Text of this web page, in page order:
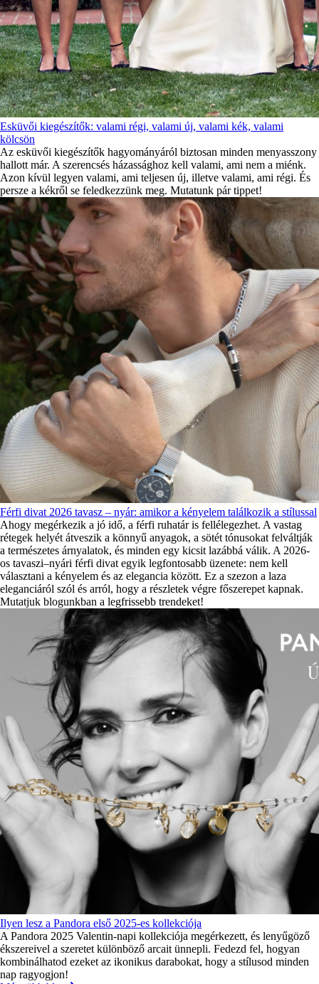
Esküvői kiegészítők: valami régi, valami új, valami kék, valami
kölcsön
Az esküvői kiegészítők hagyományáról biztosan minden menyasszony
hallott már. A szerencsés házassághoz kell valami, ami nem a miénk.
Azon kívül legyen valami, ami teljesen új, illetve valami, ami régi. És
persze a kékről se feledkezzünk meg. Mutatunk pár tippet!
Férfi divat 2026 tavasz – nyár: amikor a kényelem találkozik a stílussal
Ahogy megérkezik a jó idő, a férfi ruhatár is fellélegezhet. A vastag
rétegek helyét átveszik a könnyű anyagok, a sötét tónusokat felváltják
a természetes árnyalatok, és minden egy kicsit lazábbá válik. A 2026-
os tavaszi–nyári férfi divat egyik legfontosabb üzenete: nem kell
választani a kényelem és az elegancia között. Ez a szezon a laza
eleganciáról szól és arról, hogy a részletek végre főszerepet kapnak.
Mutatjuk blogunkban a legfrissebb trendeket!
Ilyen lesz a Pandora első 2025-es kollekciója
A Pandora 2025 Valentin-napi kollekciója megérkezett, és lenyűgöző
ékszereivel a szeretet különböző arcait ünnepli. Fedezd fel, hogyan
kombinálhatod ezeket az ikonikus darabokat, hogy a stílusod minden
nap ragyogjon!